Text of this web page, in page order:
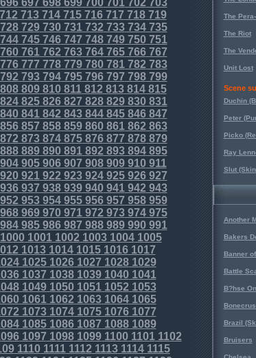
697 698699700701702 703
713714715716717 718719
728729730731732 733734735
745746747 748749750751
761762 763764765766767
777 778779780781782 783
793794795796797 798799
808809810811812 813814815
825826827 828829830831
841842 843844845846847
857 858859860861862 863
873874875876877 878879
888889890891892 893894895
905906907 908909910911
921922 923924925926927
937 938939940941942 943
953954955956957 958959
968969970971972 973974975
985986987 988989990991
10011002 100310041005
10131014101510161017
102510261027 10281029
1037 1038103910401041
1049105010511052 1053
10611062 106310641065
10731074107510761077
108510861087 10881089
1097 10981099110011011102
111011111112 111311141115
The
The Riot
The
Unit Lost
Scene
Duchin
Peter
Picko
Ray
Slut
Another
Bakers
Banner
Battle
B?hse
Brazil
Bruisers